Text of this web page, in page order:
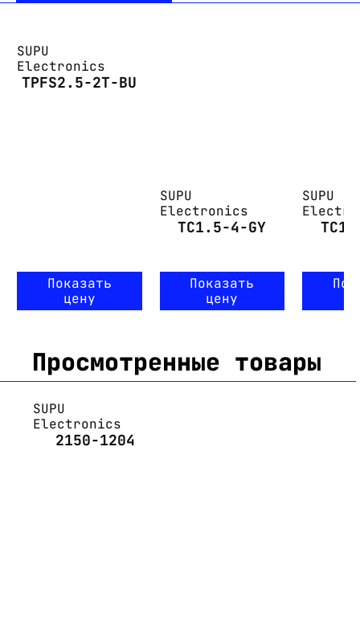
SUPU
Electronics
TPFS2.5-2T-BU
Показать
цену
SUPU
Electronics
TC1.5-4-GY
Показать
цену
SUPU
Просмотренные товары
SUPU
Electronics
2150-1204